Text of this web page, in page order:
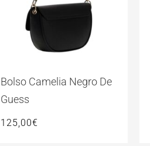
Bolso Camelia Negro De
Guess
125,00€